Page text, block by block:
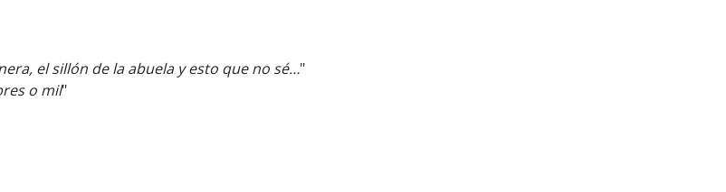
el sillón de la abuela y esto que no sé…"
o mil"